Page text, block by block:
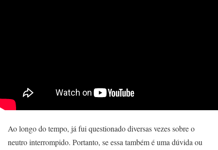
Ao longo do tempo, já fui questionado diversas vezes sobre o
neutro interrompido. Portanto, se essa também é uma dúvida ou